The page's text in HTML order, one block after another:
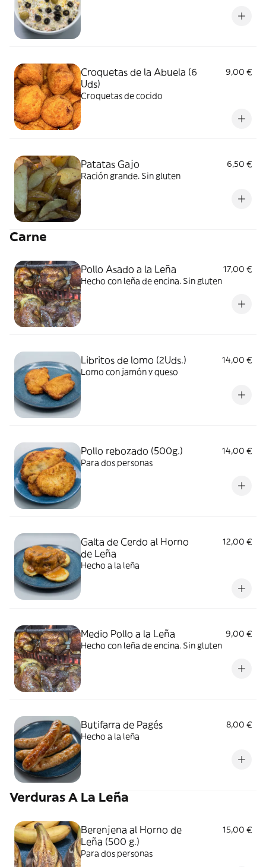
Croquetas de la Abuela (6
Uds)
9,00 €
Croquetas de cocido
Patatas Gajo
6,50 €
Ración grande. Sin gluten
Carne
Pollo Asado a la Leña
17,00 €
Hecho con leña de encina. Sin gluten
Libritos de lomo (2Uds.)
14,00 €
Lomo con jamón y queso
Pollo rebozado (500g.)
14,00 €
Para dos personas
Galta de Cerdo al Horno
de Leña
12,00 €
Hecho a la leña
Medio Pollo a la Leña
9,00 €
Hecho con leña de encina. Sin gluten
Butifarra de Pagés
8,00 €
Hecho a la leña
Verduras A La Leña
Berenjena al Horno de
Leña (500 g.)
15,00 €
Para dos personas